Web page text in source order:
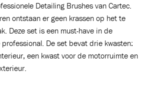
Detailing Brushes van Cartec.
ontstaan er geen krassen op het te
Deze set is een must-have in de
De set bevat drie kwasten:
een kwast voor de motorruimte en
aan winkelwagen